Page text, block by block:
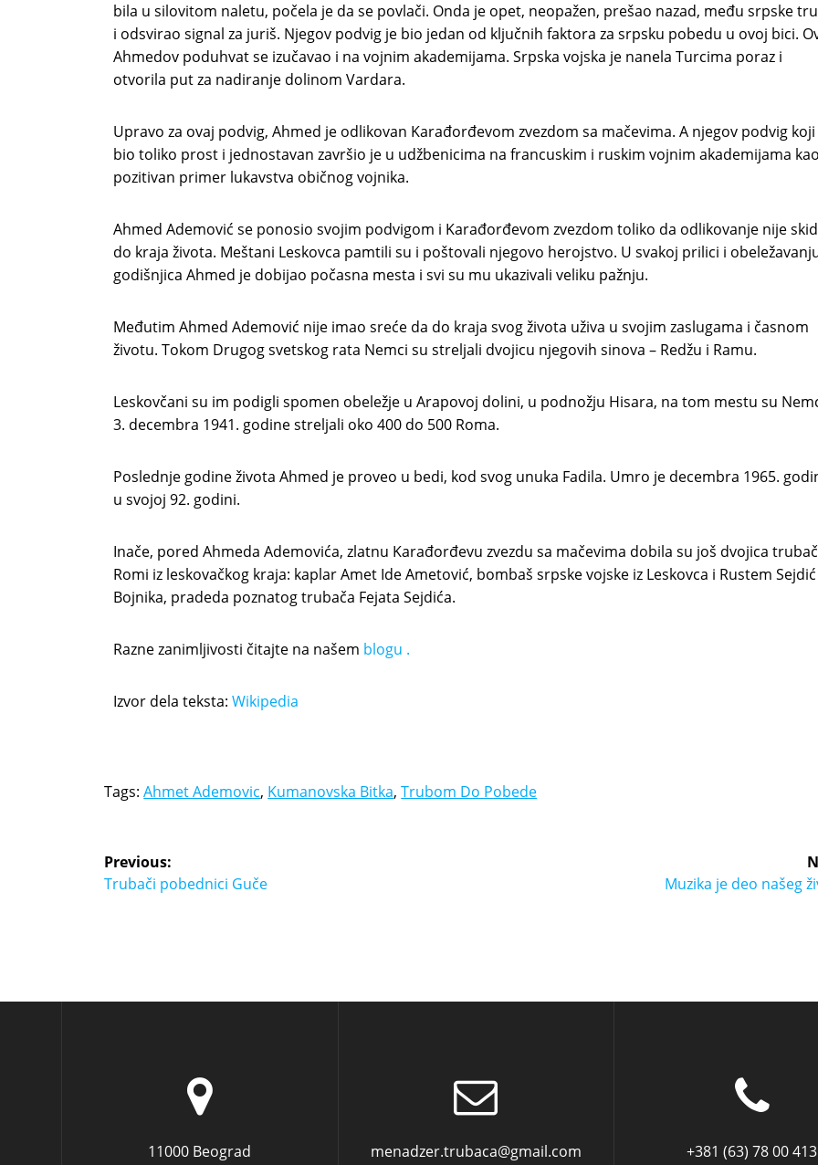
bila u silovitom naletu, počela je da se povlači. Onda je opet, neopažen, prešao nazad, među srpske
i odsvirao signal za juriš. Njegov podvig je bio jedan od ključnih faktora za srpsku pobedu u ovoj bici.
Ahmedov poduhvat se izučavao i na vojnim akademijama. Srpska vojska je nanela Turcima poraz i
otvorila put za nadiranje dolinom Vardara.
Upravo za ovaj podvig, Ahmed je odlikovan Karađorđevom zvezdom sa mačevima. A njegov podvig
bio toliko prost i jednostavan završio je u udžbenicima na francuskim i ruskim vojnim akademijama kao
pozitivan primer lukavstva običnog vojnika.
Ahmed Ademović se ponosio svojim podvigom i Karađorđevom zvezdom toliko da odlikovanje nije
do kraja života. Meštani Leskovca pamtili su i poštovali njegovo herojstvo. U svakoj prilici i
godišnjica Ahmed je dobijao počasna mesta i svi su mu ukazivali veliku pažnju.
Međutim Ahmed Ademović nije imao sreće da do kraja svog života uživa u svojim zaslugama i časnom
životu. Tokom Drugog svetskog rata Nemci su streljali dvojicu njegovih sinova – Redžu i Ramu.
Leskovčani su im podigli spomen obeležje u Arapovoj dolini, u podnožju Hisara, na tom mestu su
3. decembra 1941. godine streljali oko 400 do 500 Roma.
Poslednje godine života Ahmed je proveo u bedi, kod svog unuka Fadila. Umro je decembra 1965.
u svojoj 92. godini.
Inače, pored Ahmeda Ademovića, zlatnu Karađorđevu zvezdu sa mačevima dobila su još dvojica
Romi iz leskovačkog kraja: kaplar Amet Ide Ametović, bombaš srpske vojske iz Leskovca i Rustem
Bojnika, pradeda poznatog trubača Fejata Sejdića.
Razne zanimljivosti čitajte na našem blogu .
Izvor dela teksta:Wikipedia
Tags:Ahmet Ademovic, Kumanovska Bitka,Trubom Do Pobede
Previous:
Trubači pobednici Guče
Muzika je deo našeg
11000 Beograd menadzer.trubaca@gmail.com +381 (63) 78 00 413